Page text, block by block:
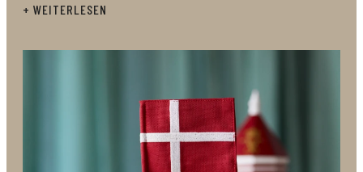
+ WEITERLESEN